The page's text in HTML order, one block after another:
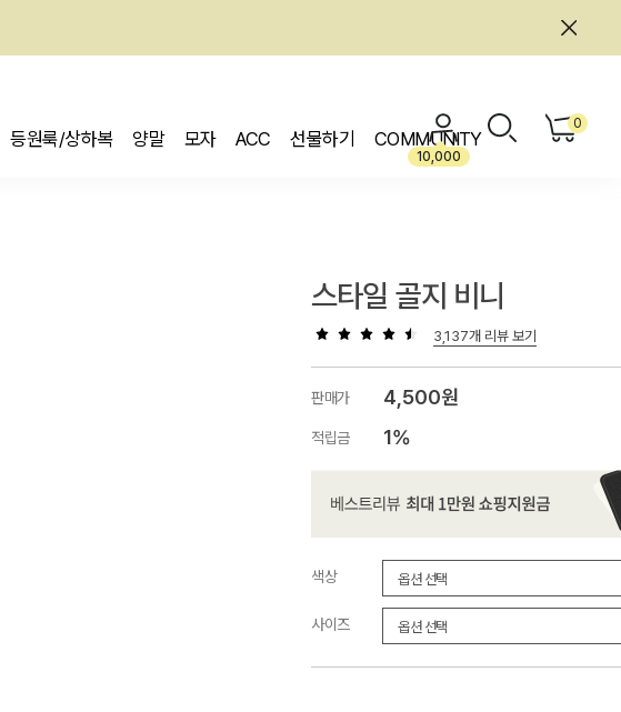
등원룩/상하복 양말 모자 ACC 선물하기 COMMUNITY
10,000
0
스타일 골지 비니
3,137개 리뷰 보기
판매가 4,500원
적립금 1%
색상
사이즈